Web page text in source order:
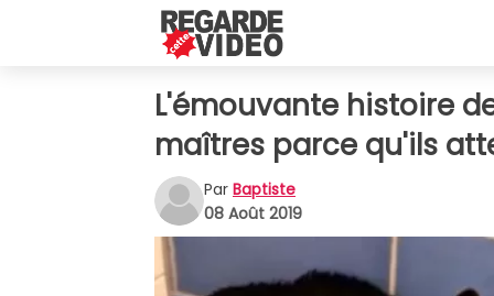
L'émouvante histoire
maîtres parce qu'ils
Par Baptiste
08 Août 2019